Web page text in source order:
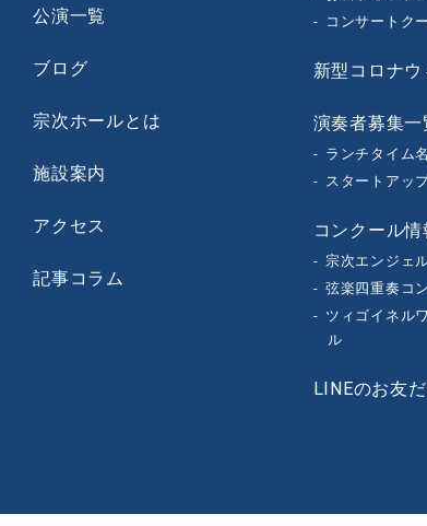
公演一覧
ブログ
宗次ホールとは
施設案内
アクセス
記事コラム
コンサートク
新型コロナ
演奏者募集一
ランチタイム
スタートアッ
コンクール情
宗次エンジェ
弦楽四重奏コ
ツィゴイネル
ル
LINEのお友